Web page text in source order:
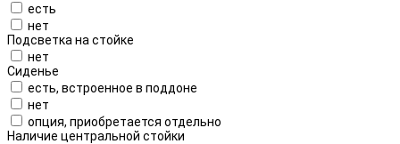
есть
нет
Подсветка на стойке
нет
Сиденье
есть, встроенное в поддоне
нет
опция, приобретается отдельно
Наличие центральной стойки